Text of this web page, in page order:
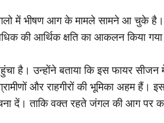
में भीषण आग के मामले सामने आ चुके
की आर्थिक क्षति का आकलन किया
है। उन्होंने बताया कि इस फायर
और राहगीरों की भूमिका अहम हैं। इस
दें। ताकि वक्त रहते जंगल की आग पर